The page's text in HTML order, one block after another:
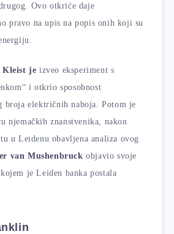
Ovo otkriće daje
pravo na upis na popis onih koji su
Kleist je izveo eksperiment s
i otkrio sposobnost
broja električnih naboja. Potom je
njemačkih znanstvenika, nakon
u Leidenu obavljena analiza ovog
van Mushenbruck objavio svoje
je Leiden banka postala